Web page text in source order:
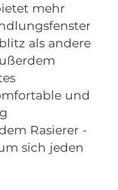
mehr
als andere
und
Rasierer -
sich jeden
the-go
lips
device
light therapy
toothbrush
Erwartete Lieferung
11/08/2026
Erwartete Lieferung
Erwartete Lieferung
Erwartete Lieferung
13/08/2026